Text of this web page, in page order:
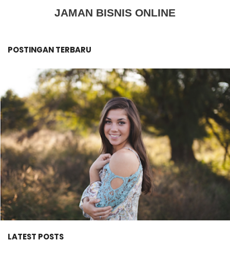
JAMAN BISNIS ONLINE
POSTINGAN TERBARU
LATEST POSTS